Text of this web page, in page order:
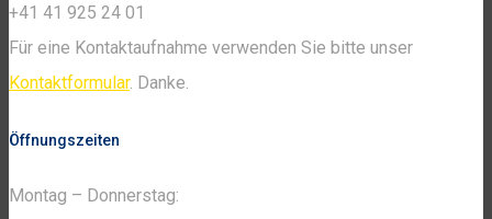
+41 41 925 24 01
Für eine Kontaktaufnahme verwenden Sie bitte unser
Kontaktformular. Danke.
Öffnungszeiten
Montag – Donnerstag: